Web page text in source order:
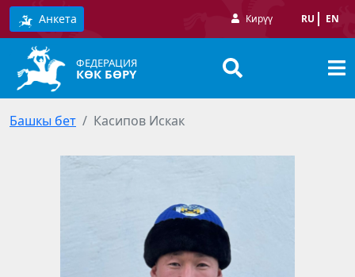
Анкета Кирүү RU EN
ФЕДЕРАЦИЯ
КӨК БӨРҮ
Башкы бет Касипов Искак